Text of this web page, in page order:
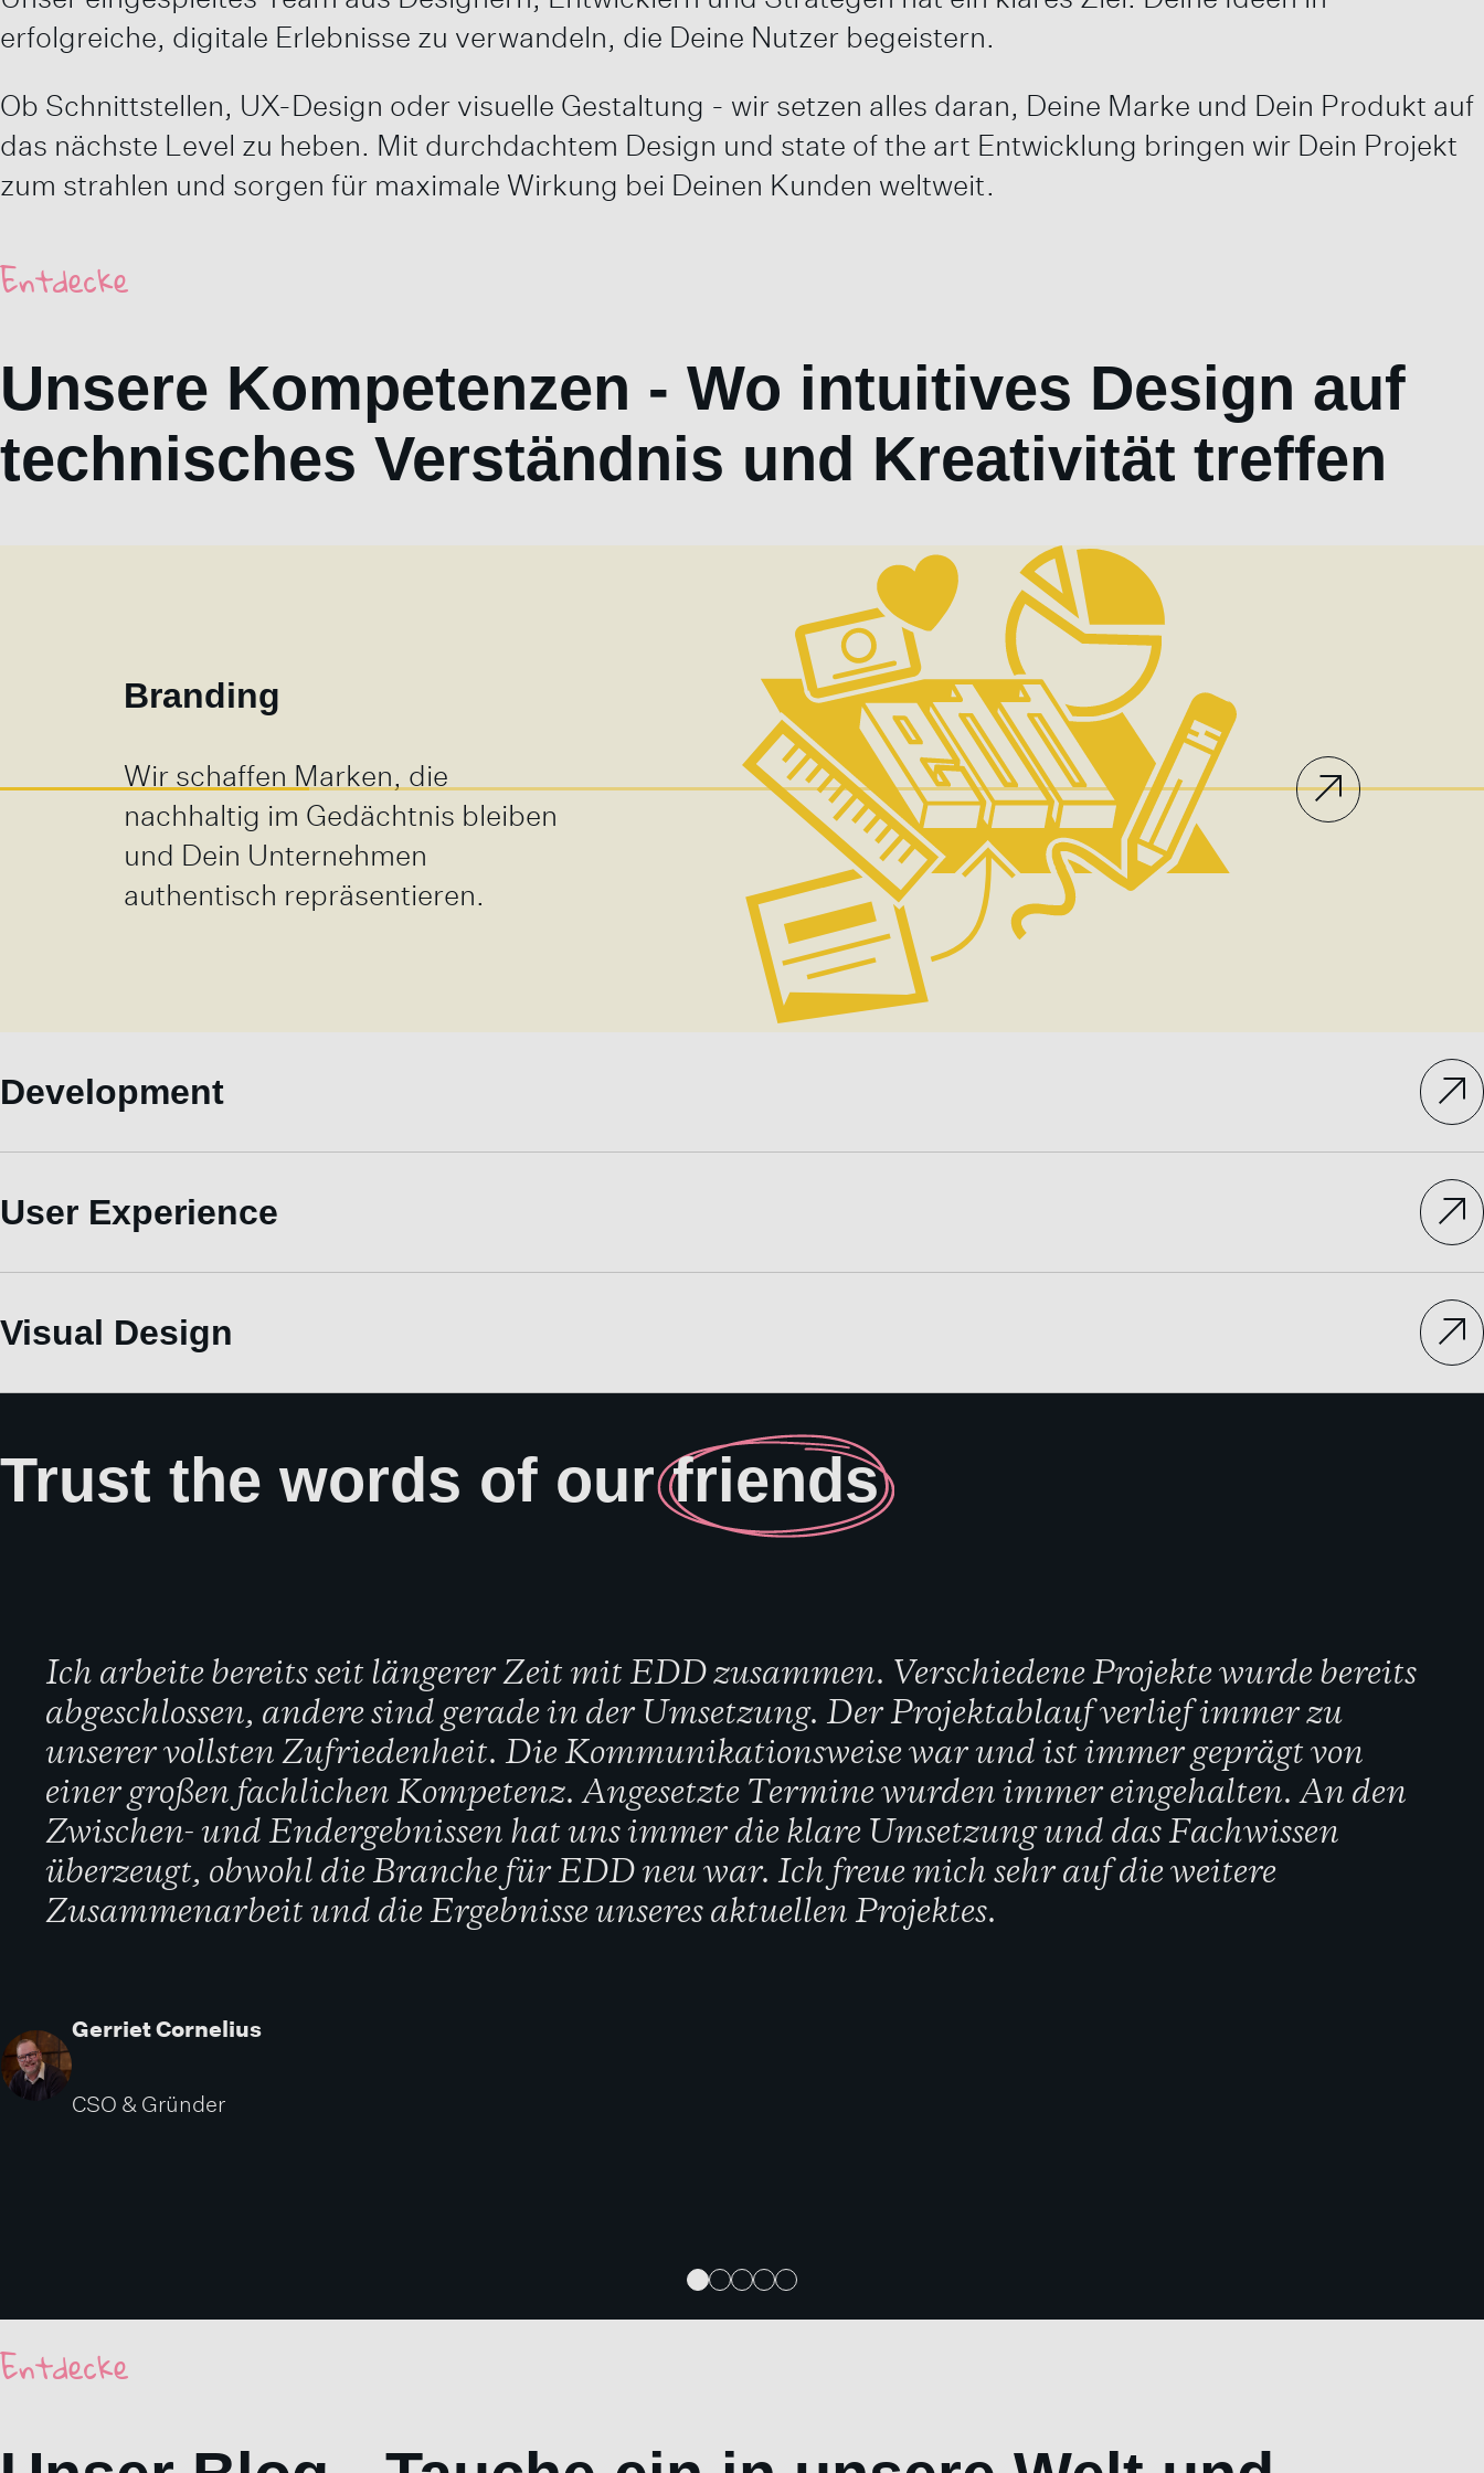
erfolgreiche, digitale Erlebnisse zu verwandeln, die Deine Nutzer begeistern.
Ob Schnittstellen, UX-Design oder visuelle Gestaltung - wir setzen alles daran, Deine Marke und Dein Produkt auf
das nächste Level zu heben. Mit durchdachtem Design und state of the art Entwicklung bringen wir Dein Projekt
zum strahlen und sorgen für maximale Wirkung bei Deinen Kunden weltweit.
Entdecke
Unsere Kompetenzen - Wo intuitives Design auf
technisches Verständnis und Kreativität treffen
Branding
Wir schaffen Marken, die
nachhaltig im Gedächtnis bleiben
und Dein Unternehmen
authentisch repräsentieren.
Development
User Experience
Visual Design
Trust the words of ourfriends
Ich arbeite bereits seit längerer Zeit mit EDD zusammen. Verschiedene Projekte wurde bereits
abgeschlossen, andere sind gerade in der Umsetzung. Der Projektablauf verlief immer zu
unserer vollsten Zufriedenheit. Die Kommunikationsweise war und ist immer geprägt von
einer großen fachlichen Kompetenz. Angesetzte Termine wurden immer eingehalten. An den
Zwischen- und Endergebnissen hat uns immer die klare Umsetzung und das Fachwissen
überzeugt, obwohl die Branche für EDD neu war. Ich freue mich sehr auf die weitere
Zusammenarbeit und die Ergebnisse unseres aktuellen Projektes.
Gerriet Cornelius
CSO & Gründer
Entdecke